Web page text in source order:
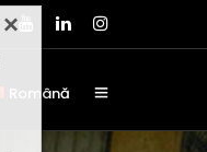
Română
×